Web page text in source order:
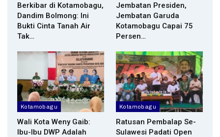
Berkibar di Kotamobagu,
Dandim Bolmong: Ini
Bukti Cinta Tanah Air
Tak…
Jembatan Presiden,
Jembatan Garuda
Kotamobagu Capai 75
Persen…
Kotamobagu
Wali Kota Weny Gaib:
Ibu-Ibu DWP Adalah
Kotamobagu
Ratusan Pembalap Se-
Sulawesi Padati Open